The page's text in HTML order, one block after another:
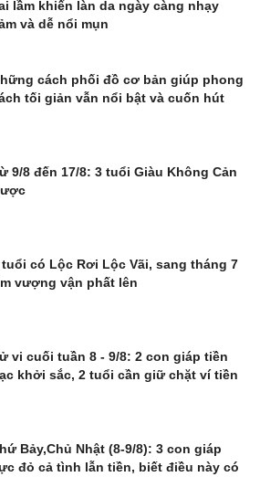
lầm khiến làn da ngày càng nhạy
và dễ nổi mụn
cách phối đồ cơ bản giúp phong
tối giản vẫn nổi bật và cuốn hút
9/8 đến 17/8: 3 tuổi Giàu Không Cản
tuổi có Lộc Rơi Lộc Vãi, sang tháng 7
vượng vận phất lên
vi cuối tuần 8 - 9/8: 2 con giáp tiền
khởi sắc, 2 tuổi cần giữ chặt ví tiền
Bảy,Chủ Nhật (8-9/8): 3 con giáp
đỏ cả tình lẫn tiền, biết điều này có